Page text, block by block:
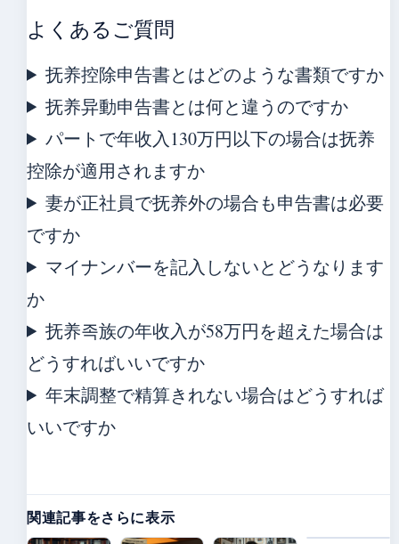
よくあるご質問
抚养控除申告書とはどのような書類ですか
抚养异動申告書とは何と違うのですか
パートで年收入130万円以下の場合は抚养
控除が適用されますか
妻が正社員で抚养外の場合も申告書は必要
ですか
マイナンバーを記入しないとどうなります
か
抚养족族の年收入が58万円を超えた場合は
どうすればいいですか
年末調整で精算きれない場合はどうすれば
いいですか
関連記事をさらに表示